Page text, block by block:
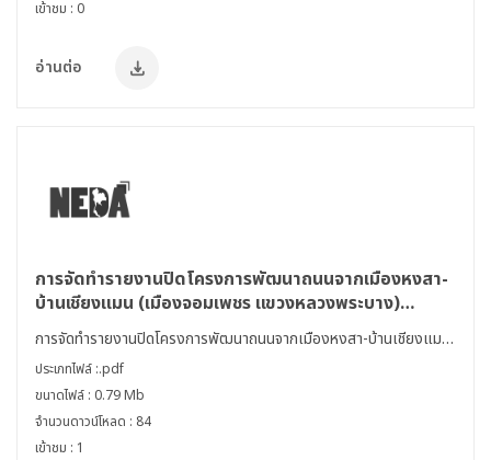
เข้าชม : 0
อ่านต่อ
การจัดทำรายงานปิดโครงการพัฒนาถนนจากเมืองหงสา-
บ้านเชียงแมน (เมืองจอมเพชร แขวงหลวงพระบาง)
สปป.ลาว
การจัดทำรายงานปิดโครงการพัฒนาถนนจากเมืองหงสา-บ้านเชียงแมน
(เมืองจอมเพชร แขวงหลวงพระบาง) สปป.ลาว
ประเภทไฟล์ :.pdf
ขนาดไฟล์ : 0.79 Mb
จำนวนดาวน์โหลด : 84
เข้าชม : 1